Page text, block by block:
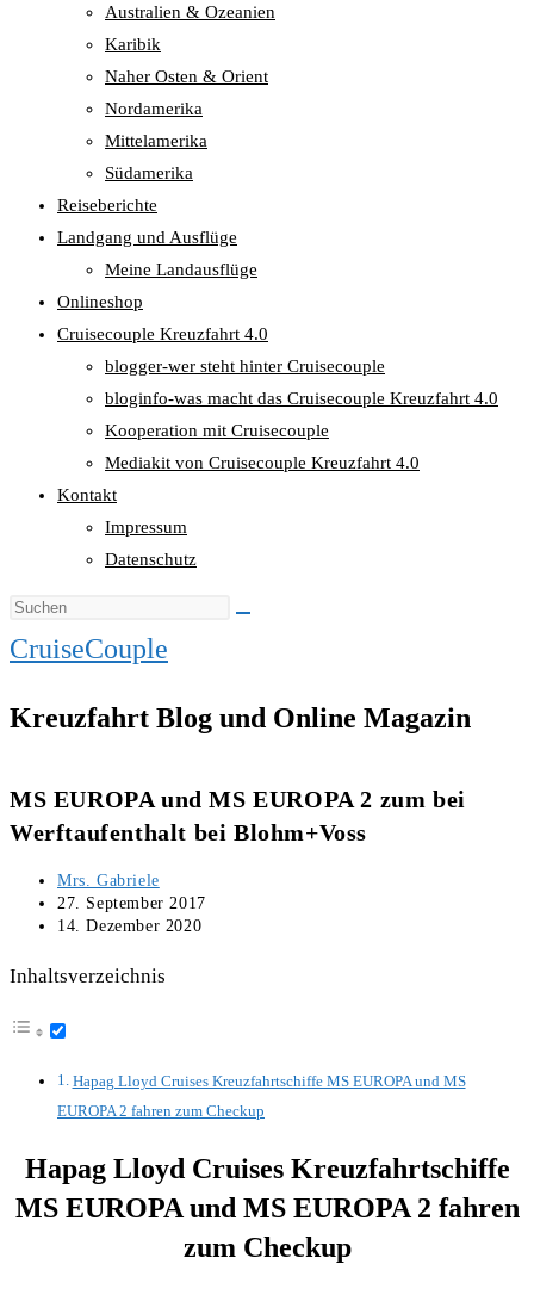
Australien & Ozeanien
Karibik
Naher Osten & Orient
Nordamerika
Mittelamerika
Südamerika
Reiseberichte
Landgang und Ausflüge
Meine Landausflüge
Onlineshop
Cruisecouple Kreuzfahrt 4.0
blogger-wer steht hinter Cruisecouple
bloginfo-was macht das Cruisecouple Kreuzfahrt 4.0
Kooperation mit Cruisecouple
Mediakit von Cruisecouple Kreuzfahrt 4.0
Kontakt
Impressum
Datenschutz
CruiseCouple
Kreuzfahrt Blog und Online Magazin
MS EUROPA und MS EUROPA 2 zum bei
Werftaufenthalt bei Blohm+Voss
Beitrags-
Autor:
Mrs. Gabriele
Beitrag
veröffentlicht:
27. September 2017
Beitrag
geändert
14. Dezember 2020
Inhaltsverzeichnis
Hapag Lloyd Cruises Kreuzfahrtschiffe MS EUROPA und MS
EUROPA 2 fahren zum Checkup
Hapag Lloyd Cruises Kreuzfahrtschiffe
MS EUROPA und MS EUROPA 2 fahren
zum Checkup